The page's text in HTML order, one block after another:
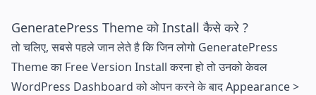
GeneratePress Theme को Install कैसे करे ?
तो चलिए, सबसे पहले जान लेते है कि जिन लोगो GeneratePress
Theme का Free Version Install करना हो तो उनको केवल
WordPress Dashboard को ओपन करने के बाद Appearance >